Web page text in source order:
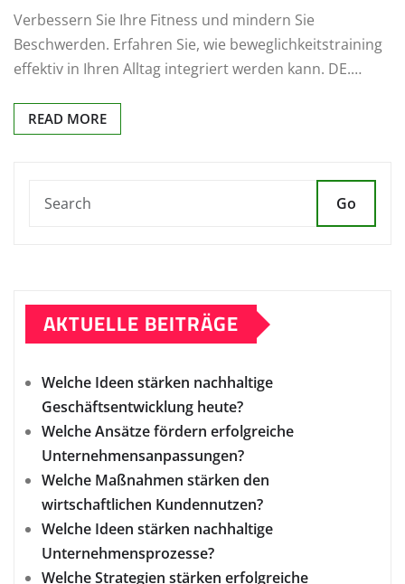
Verbessern Sie Ihre Fitness und mindern Sie
Beschwerden. Erfahren Sie, wie beweglichkeitstraining
effektiv in Ihren Alltag integriert werden kann. DE.…
READ MORE
Go
AKTUELLE BEITRÄGE
Welche Ideen stärken nachhaltige
Geschäftsentwicklung heute?
Welche Ansätze fördern erfolgreiche
Unternehmensanpassungen?
Welche Maßnahmen stärken den
wirtschaftlichen Kundennutzen?
Welche Ideen stärken nachhaltige
Unternehmensprozesse?
Welche Strategien stärken erfolgreiche